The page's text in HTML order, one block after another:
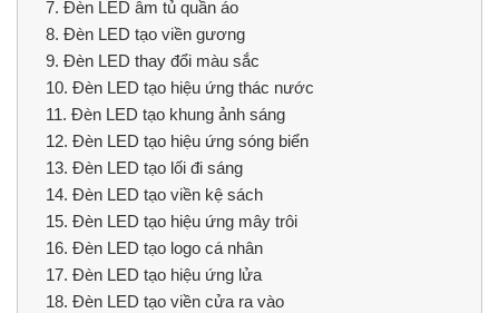
7. Đèn LED âm tủ quần áo
8. Đèn LED tạo viền gương
9. Đèn LED thay đổi màu sắc
10. Đèn LED tạo hiệu ứng thác nước
11. Đèn LED tạo khung ảnh sáng
12. Đèn LED tạo hiệu ứng sóng biển
13. Đèn LED tạo lối đi sáng
14. Đèn LED tạo viền kệ sách
15. Đèn LED tạo hiệu ứng mây trôi
16. Đèn LED tạo logo cá nhân
17. Đèn LED tạo hiệu ứng lửa
18. Đèn LED tạo viền cửa ra vào